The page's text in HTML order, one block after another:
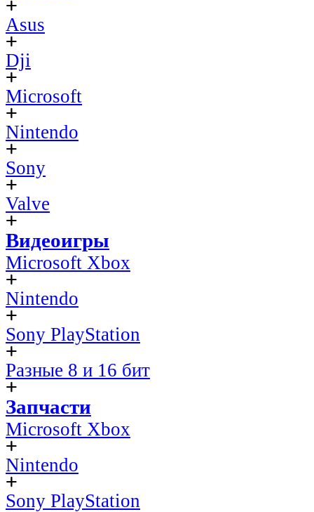
Asus
Dji
Microsoft
Nintendo
Sony
Valve
Видеоигры
Microsoft Xbox
Nintendo
Sony PlayStation
Разные 8 и 16 бит
Запчасти
Microsoft Xbox
Nintendo
Sony PlayStation